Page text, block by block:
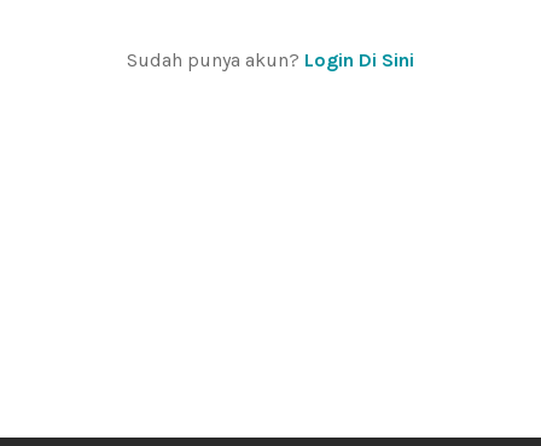
Sudah punya akun? Login Di Sini